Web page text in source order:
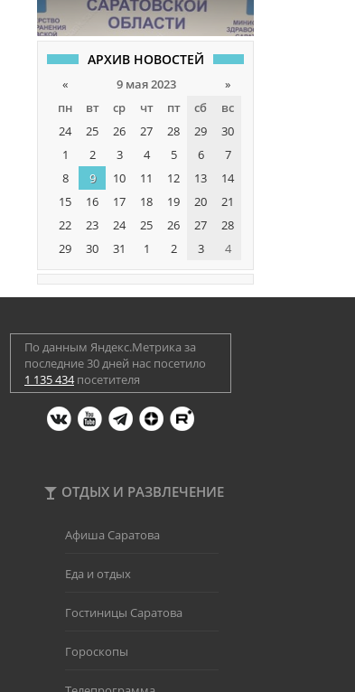
АРХИВ НОВОСТЕЙ
« 9 мая 2023
»
пн
вт ср чт пт сб
вс
24
25 26 27 28 29
30
1
2 3 4 5 6
7
8
9 10 11 12 13
14
15
16 17 18 19 20
21
22
23 24 25 26 27
28
29
30 31 1 2 3 4
По данным Яндекс.Метрика за
последние 30 дней нас посетило
1 135 434посетителя
ОТДЫХ И РАЗВЛЕЧЕНИЕ
Афиша Саратова
Еда и отдых
Гостиницы Саратова
Гороскопы